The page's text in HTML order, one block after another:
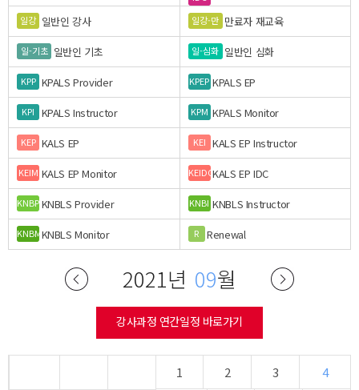
일강 일반인 강사 일강-만 만료자 재교육
일-기초 일반인 기초 일-심화 일반인 심화
KPP KPALS Provider KPEP KPALS EP
KPI KPALS Instructor KPM KPALS Monitor
KEP KALS EP KEI KALS EP Instructor
KEIM KALS EP Monitor KEIDCKALS EP IDC
KNBPKNBLS Provider KNBI KNBLS Instructor
KNBMKNBLS Monitor R Renewal
2021년 09월
강사과정 연간일정 바로가기
1 2 3
4